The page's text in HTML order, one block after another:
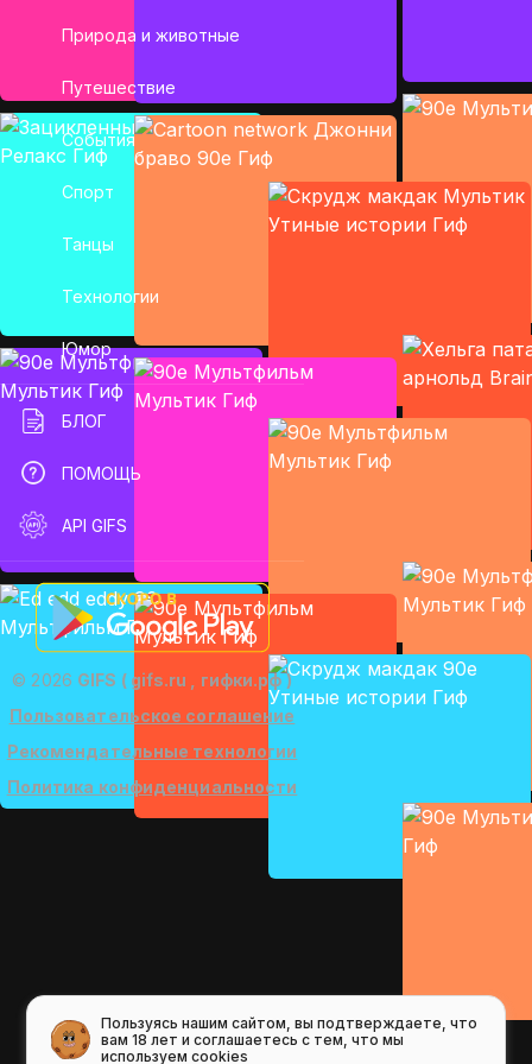
Природа и животные
Путешествие
События
Спорт
Танцы
Технологии
Юмор
БЛОГ
ПОМОЩЬ
API GIFS
© 2026 GIFS ( gifs.ru , гифки.рф )
Пользовательское соглашение
Рекомендательные технологии
Политика конфиденциальности
Пользуясь нашим сайтом, вы подтверждаете, что
вам 18 лет и соглашаетесь с тем, что мы
используем cookies